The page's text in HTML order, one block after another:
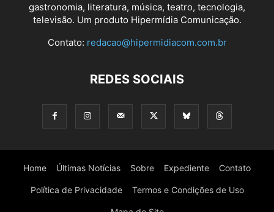
gastronomia, literatura, música, teatro, tecnologia,
televisão. Um produto Hipermídia Comunicação.
Contato: redacao@hipermidiacom.com.br
REDES SOCIAIS
Home Últimas Notícias Sobre Expediente Contato
Política de Privacidade Termos e Condições de Uso